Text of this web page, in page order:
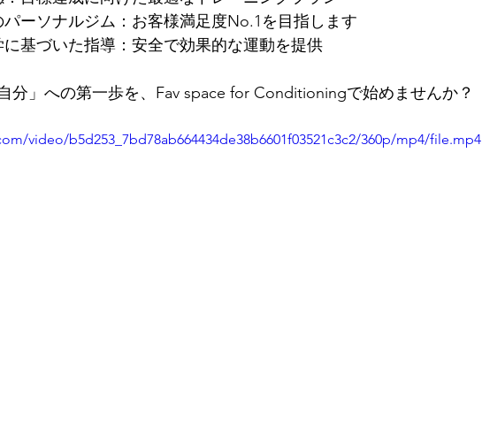
ーソナルジム：お客様満足度No.1を目指します
基づいた指導：安全で効果的な運動を提供
分」への第一歩を、Fav space for Conditioningで始めませんか？
video/b5d253_7bd78ab664434de38b6601f03521c3c2/360p/mp4/file.mp4